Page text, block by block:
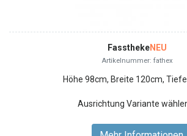
FassthekeNEU
Artikelnummer: fathex
Höhe 98cm, Breite 120cm,
Ausrichtung Variante